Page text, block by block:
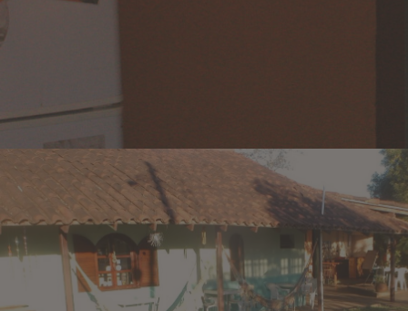
Contáctate con